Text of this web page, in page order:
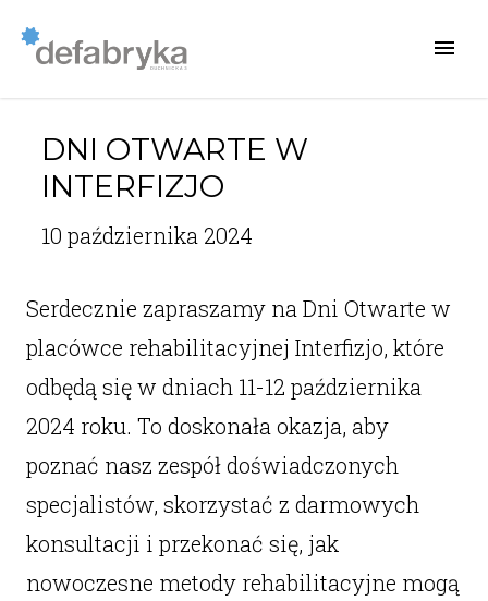
DNI OTWARTE W
INTERFIZJO
10 października 2024
Serdecznie zapraszamy na Dni Otwarte w
placówce rehabilitacyjnej Interfizjo, które
odbędą się w dniach 11-12 października
2024 roku. To doskonała okazja, aby
poznać nasz zespół doświadczonych
specjalistów, skorzystać z darmowych
konsultacji i przekonać się, jak
nowoczesne metody rehabilitacyjne mogą